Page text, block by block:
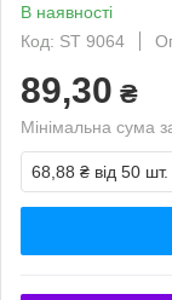
В наявності
Код: ST 9064
89,30 ₴
Мінімальна сума
68,88 ₴ від 50 шт.